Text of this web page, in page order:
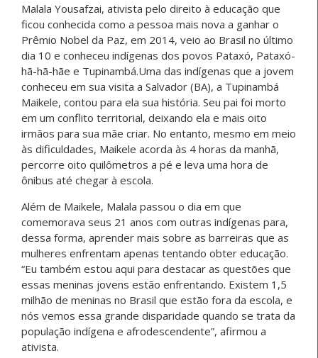
Malala Yousafzai, ativista pelo direito à educação que
ficou conhecida como a pessoa mais nova a ganhar o
Prêmio Nobel da Paz, em 2014, veio ao Brasil no último
dia 10 e conheceu indígenas dos povos Pataxó, Pataxó-
hã-hã-hãe e Tupinambá.Uma das indígenas que a jovem
conheceu em sua visita a Salvador (BA), a Tupinambá
Maikele, contou para ela sua história. Seu pai foi morto
em um conflito territorial, deixando ela e mais oito
irmãos para sua mãe criar. No entanto, mesmo em meio
às dificuldades, Maikele acorda às 4 horas da manhã,
percorre oito quilômetros a pé e leva uma hora de
ônibus até chegar à escola.
Além de Maikele, Malala passou o dia em que
comemorava seus 21 anos com outras indígenas para,
dessa forma, aprender mais sobre as barreiras que as
mulheres enfrentam apenas tentando obter educação.
“Eu também estou aqui para destacar as questões que
essas meninas jovens estão enfrentando. Existem 1,5
milhão de meninas no Brasil que estão fora da escola, e
nós vemos essa grande disparidade quando se trata da
população indígena e afrodescendente”, afirmou a
ativista.